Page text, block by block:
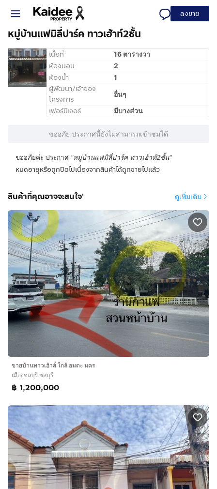
ลงขาย
หมู่บ้านแฟมิลี่ปาร์ค ทาวเฮ้าท์2ชั้น
เนื้อที่ 16 ตารางวา
ห้องนอน 2
ห้องน้ำ 1
ผู้พัฒนา/เจ้าของ
โครงการ
อื่นๆ
เฟอร์นิเจอร์ มีบางส่วน
ขออภัย ประกาศนี้ยังไม่สามารถเข้าชมได้
ขออภัยค่ะ ประกาศ "หมู่บ้านแฟมิลี่ปาร์ค ทาวเฮ้าท์2ชั้น"
หมดอายุหรือถูกปิดไปเนื่องจากสินค้าได้ถูกขายไปแล้ว
สินค้าที่คุณอาจจะสนใจ' ดูเพิ่มเติม
ขายบ้านทาวเฮ้าส์ ใกล้ อมตะ นคร
เมืองชลบุรี ชลบุรี
฿ 1,200,000